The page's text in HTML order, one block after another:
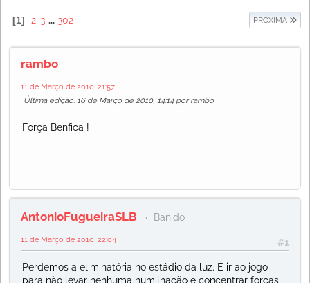
1 2 3 ... 302 PRÓXIMA
rambo
11 de Março de 2010, 21:57
Última edição: 16 de Março de 2010, 14:14 por rambo
Força Benfica !
AntonioFugueiraSLB Banido
#1
11 de Março de 2010, 22:04
Perdemos a eliminatória no estádio da luz. É ir ao jogo
para não levar nenhuma humilhação e concentrar forças